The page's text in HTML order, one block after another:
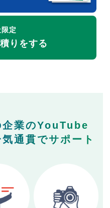
定
りをする
企業のYouTube
通貫でサポート